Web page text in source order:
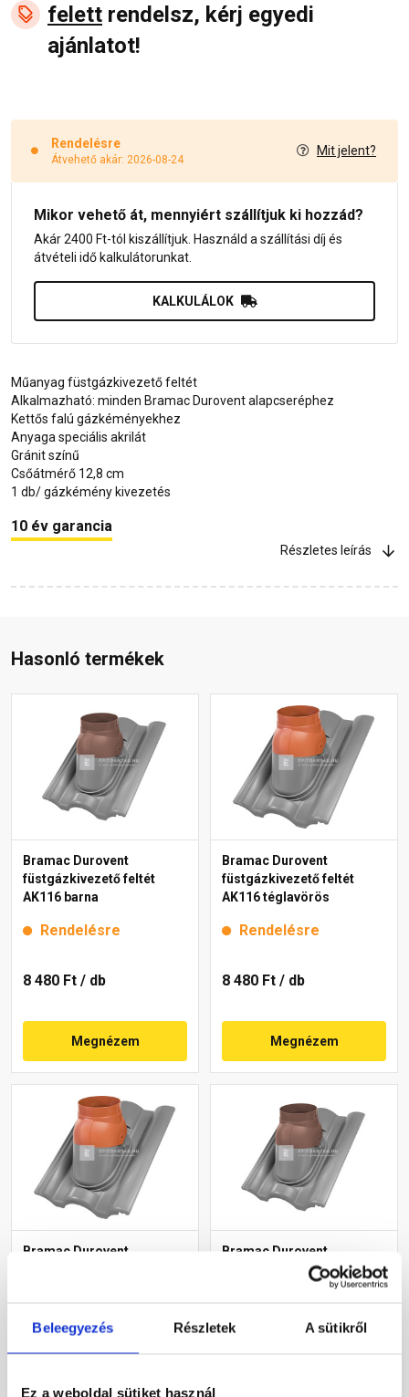
Beleegyezés Részletek A sütikről
Ez a weboldal sütiket használ
felett rendelsz, kérj egyedi
ajánlatot!
Rendelésre
Átvehető akár: 2026-08-24
Mit jelent?
Mikor vehető át, mennyiért szállítjuk ki hozzád?
Akár 2400 Ft-tól kiszállítjuk. Használd a szállítási díj és
átvételi idő kalkulátorunkat.
KALKULÁLOK
Műanyag füstgázkivezető feltét
Alkalmazható: minden Bramac Durovent alapcseréphez
Kettős falú gázkéményekhez
Anyaga speciális akrilát
Gránit színű
Csőátmérő 12,8 cm
1 db/ gázkémény kivezetés
10 év garancia
Részletes leírás
Hasonló termékek
Bramac Durovent
füstgázkivezető feltét
AK116 barna
Rendelésre
8 480 Ft / db
Megnézem
Bramac Durovent
füstgázkivezető feltét
AK116 téglavörös
Rendelésre
8 480 Ft / db
Megnézem
Bramac Durovent
Rendelésre
Bramac Durovent
füstgázkivezető feltét
Rendelésre